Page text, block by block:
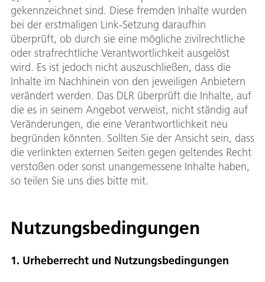
gekennzeichnet sind. Diese fremden Inhalte wurden
bei der erstmaligen Link-Setzung daraufhin
überprüft, ob durch sie eine mögliche zivilrechtliche
oder strafrechtliche Verantwortlichkeit ausgelöst
wird. Es ist jedoch nicht auszuschließen, dass die
Inhalte im Nachhinein von den jeweiligen Anbietern
verändert werden. Das DLR überprüft die Inhalte, auf
die es in seinem Angebot verweist, nicht ständig auf
Veränderungen, die eine Verantwortlichkeit neu
begründen könnten. Sollten Sie der Ansicht sein, dass
die verlinkten externen Seiten gegen geltendes Recht
verstoßen oder sonst unangemessene Inhalte haben,
so teilen Sie uns dies bitte mit.
Nutzungsbedingungen
1. Urheberrecht und Nutzungsbedingungen